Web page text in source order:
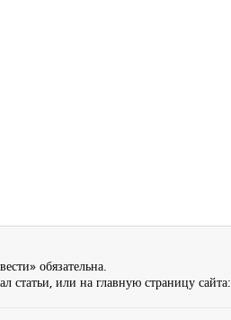
обязательна.
статьи, или на главную страницу сайта: